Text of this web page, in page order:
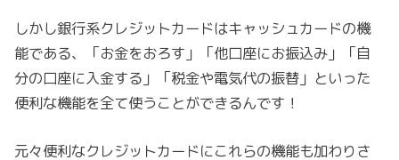
しかし銀行系クレジットカードはキャッシュカードの機
能である、「お金をおろす」「他口座にお振込み」「自
分の口座に入金する」「税金や電気代の振替」といった
便利な機能を全て使うことができるんです！
元々便利なクレジットカードにこれらの機能も加わりさ